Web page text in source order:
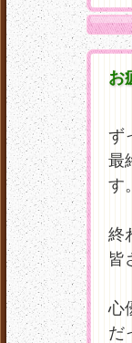
お
ず
最
す
終
皆
心
だ